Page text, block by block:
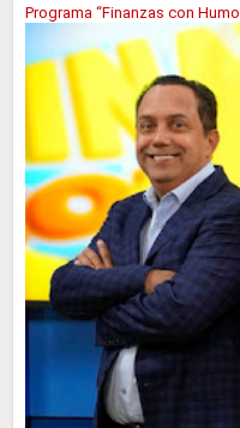
Programa “Finanzas con